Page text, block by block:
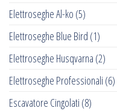
Elettroseghe Al-ko (5)
Elettroseghe Blue Bird (1)
Elettroseghe Husqvarna (2)
Elettroseghe Professionali (6)
Escavatore Cingolati (8)